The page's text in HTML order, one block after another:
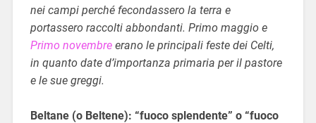
nei campi perché fecondassero la terra e
portassero raccolti abbondanti. Primo maggio e
Primo novembreerano le principali feste dei Celti,
in quanto date d’importanza primaria per il pastore
e le sue greggi.
Beltane (o Beltene): “fuoco splendente” o “fuoco